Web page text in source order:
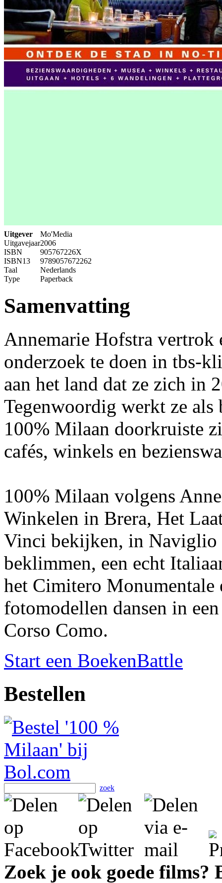
Uitgever
Mo'Media
Uitgavejaar2006
ISBN
905767226X
ISBN13
9789057672262
Taal
Nederlands
Type
Paperback
Samenvatting
Annemarie Hofstra vertrok
onderzoek te doen in tbs-
aan het land dat ze zich in
Tegenwoordig werkt ze
100% Milaan doorkruiste
cafés, winkels en
100% Milaan volgens
Winkelen in Brera, Het
Vinci bekijken, in Naviglio
beklimmen, een echt
het Cimitero Monumentale
fotomodellen dansen in
Corso Como.
Start een BoekenBattle
Bestellen
zoek
Zoek je ook goede films?